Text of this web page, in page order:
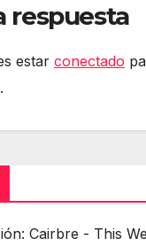
respuesta
estar conectado
Cairbre - This